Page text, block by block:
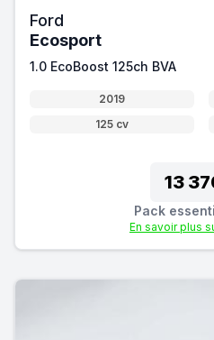
Ford
Ecosport
1.0 EcoBoost 125ch BVA
2019
125 cv
13
Pack
En savoir plus